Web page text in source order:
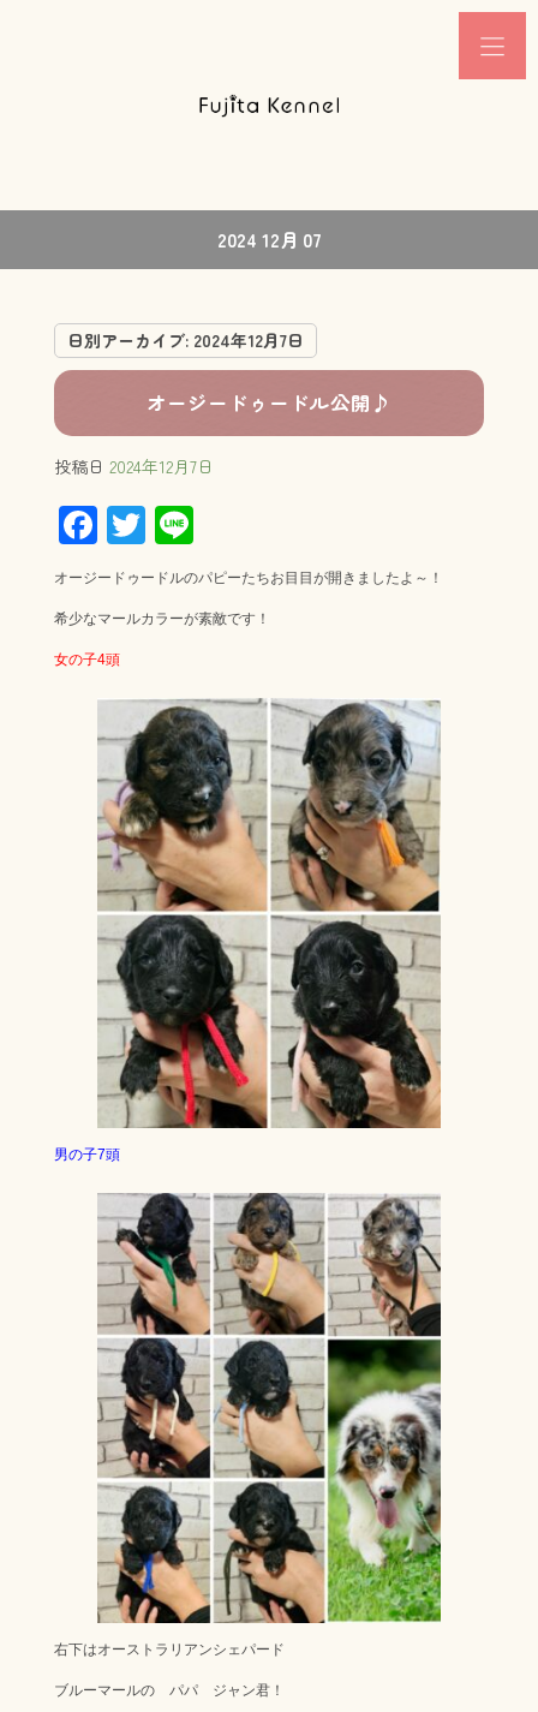
2024 12月 07
日別アーカイブ: 2024年12月7日
オージードゥードル公開♪
投稿日 2024年12月7日
F
ac
e
b
o
ok
T
wi
tt
er
Li
ne
オージードゥードルのパピーたちお目目が開きましたよ～！
希少なマールカラーが素敵です！
女の子4頭
男の子7頭
右下はオーストラリアンシェパード
ブルーマールの パパ ジャン君！